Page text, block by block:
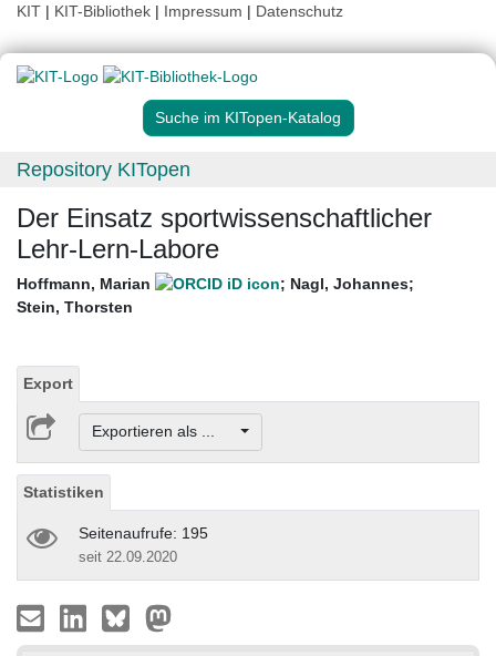
KIT | KIT-Bibliothek | Impressum | Datenschutz
Suche im KITopen-Katalog
Repository KITopen
Der Einsatz sportwissenschaftlicher
Lehr-Lern-Labore
Hoffmann, Marian ; Nagl, Johannes;
Stein, Thorsten
Export
Exportieren als ...
Statistiken
Seitenaufrufe: 195
seit 22.09.2020